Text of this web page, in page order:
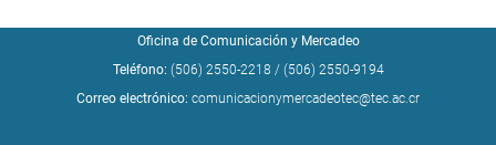
Oficina de Comunicación y Mercadeo
Teléfono: (506) 2550-2218 / (506) 2550-9194
Correo electrónico: comunicacionymercadeotec@tec.ac.cr